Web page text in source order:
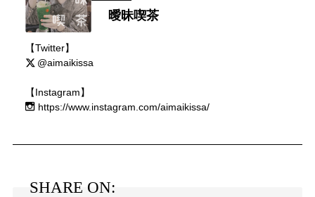
曖昧喫茶
【Twitter】
@aimaikissa
【Instagram】
https://www.instagram.com/aimaikissa/
SHARE ON: